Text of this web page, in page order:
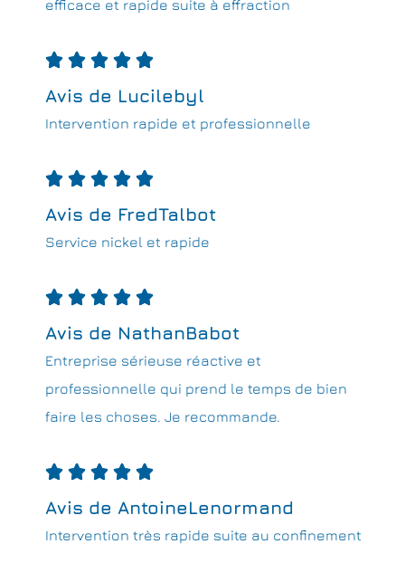
efficace et rapide suite à effraction
    
Avis de Lucilebyl
Intervention rapide et professionnelle
    
Avis de FredTalbot
Service nickel et rapide
    
Avis de NathanBabot
Entreprise sérieuse réactive et
professionnelle qui prend le temps de bien
faire les choses. Je recommande.
    
Avis de AntoineLenormand
Intervention très rapide suite au confinement